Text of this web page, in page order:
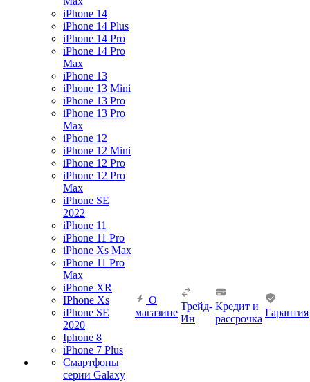
iPhone 14
iPhone 14 Plus
iPhone 14 Pro
iPhone 14 Pro
Max
iPhone 13
iPhone 13 Mini
iPhone 13 Pro
iPhone 13 Pro
Max
iPhone 12
iPhone 12 Mini
iPhone 12 Pro
iPhone 12 Pro
Max
iPhone SE
2022
iPhone 11
iPhone 11 Pro
iPhone Xs Max
iPhone 11 Pro
Max
iPhone XR
IPhone Xs
iPhone SE
2020
Iphone 8
iPhone 7 Plus
Смартфоны
серии Galaxy
О
магазине
Трейд-
Ин
Кредит и
рассрочка
Гарантия